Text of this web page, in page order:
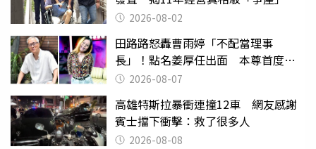
2026-08-02
田路路怒轟曹雨婷「不配當理事
長」！點名姜厚任出面 本尊首度回
應了2026-08-07
高雄特斯拉暴衝連撞12車 網友感謝
賓士擋下衝擊：救了很多人
2026-08-08